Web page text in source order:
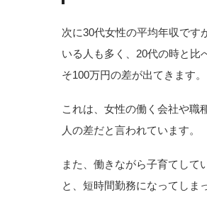
次に30代女性の平均年収です
いる人も多く、20代の時と比
そ100万円の差が出てきます。
これは、女性の働く会社や職
人の差だと言われています。
また、働きながら子育てして
と、短時間勤務になってしま